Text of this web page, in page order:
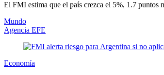
El FMI estima que el país crezca el 5%, 1.7 puntos
Mundo
Agencia EFE
Economía